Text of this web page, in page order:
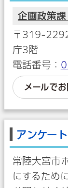
企画政策課
〒319-
庁3階
電話番号：
メールで
アンケート
常陸大宮市
にするため